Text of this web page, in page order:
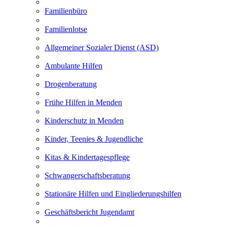
Familienbüro
Familienlotse
Allgemeiner Sozialer Dienst (ASD)
Ambulante Hilfen
Drogenberatung
Frühe Hilfen in Menden
Kinderschutz in Menden
Kinder, Teenies & Jugendliche
Kitas & Kindertagespflege
Schwangerschaftsberatung
Stationäre Hilfen und Eingliederungshilfen
Geschäftsbericht Jugendamt